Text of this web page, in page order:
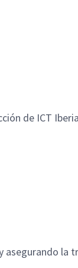
de ICT
asegurando la